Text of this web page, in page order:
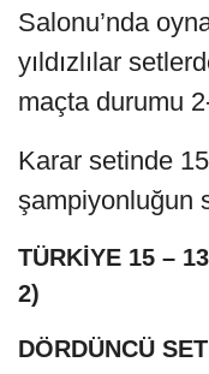
Salonu’nda
yıldızlılar
maçta durumu
Karar setinde
şampiyonluğun
TÜRKİYE 15 –
2)
DÖRDÜNCÜ